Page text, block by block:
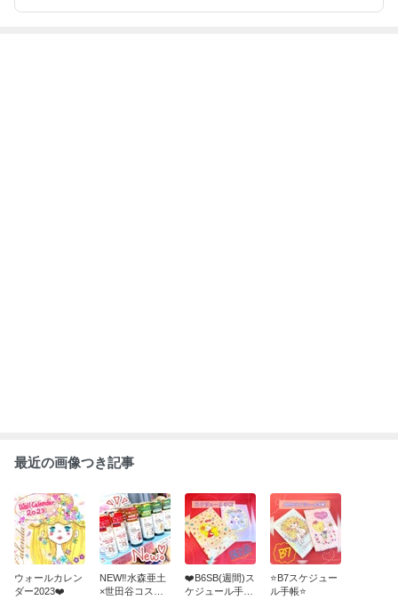
最近の画像つき記事
ウォールカレン
ダー2023❤️
NEW‼️水森亜土
×世田谷コスメ
❤️B6SB(週間)ス
ケジュール手帳
⭐️B7スケジュー
ル手帳⭐️